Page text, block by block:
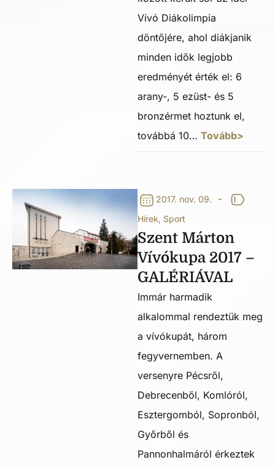
Vívó Diákolimpia
döntőjére, ahol diákjanik
minden idők legjobb
eredményét érték el: 6
arany-, 5 ezüst- és 5
bronzérmet hoztunk el,
továbbá 10… Tovább>
2017. nov. 09. -
Hírek, Sport
Szent Márton
Vívókupa 2017 –
GALÉRIÁVAL
Immár harmadik
alkalommal rendeztük meg
a vívókupát, három
fegyvernemben. A
versenyre Pécsről,
Debrecenből, Komlóról,
Esztergomból, Sopronból,
Győrből és
Pannonhalmáról érkeztek